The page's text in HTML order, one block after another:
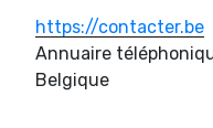
https://contacter.be
Annuaire
Belgique